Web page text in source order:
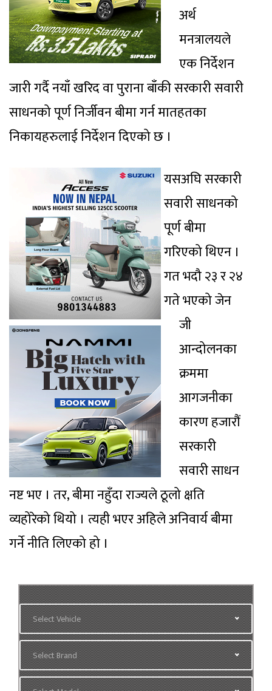
अर्थ
मनत्रालयले
एक निर्देशन
जारी गर्दै नयाँ खरिद वा पुराना बाँकी सरकारी सवारी
साधनको पूर्ण निर्जीवन बीमा गर्न मातहतका
निकायहरुलाई निर्देशन दिएको छ ।
यसअघि सरकारी
सवारी साधनको
पूर्ण बीमा
गरिएको थिएन ।
गत भदौ २३ र २४
गते भएको जेन
जी
आन्दोलनका
क्रममा
आगजनीका
कारण हजारौं
सरकारी
सवारी साधन
नष्ट भए । तर, बीमा नहुँदा राज्यले ठूलो क्षति
व्यहोरेको थियो । त्यही भएर अहिले अनिवार्य बीमा
गर्ने नीति लिएको हो ।
Select Vehicle
Select Brand